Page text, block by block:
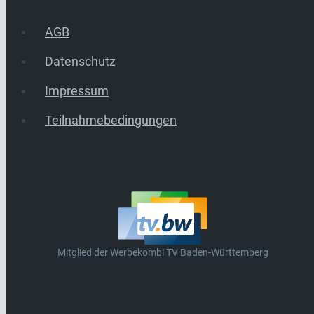
AGB
Datenschutz
Impressum
Teilnahmebedingungen
Mitglied der Werbekombi TV Baden-Württemberg